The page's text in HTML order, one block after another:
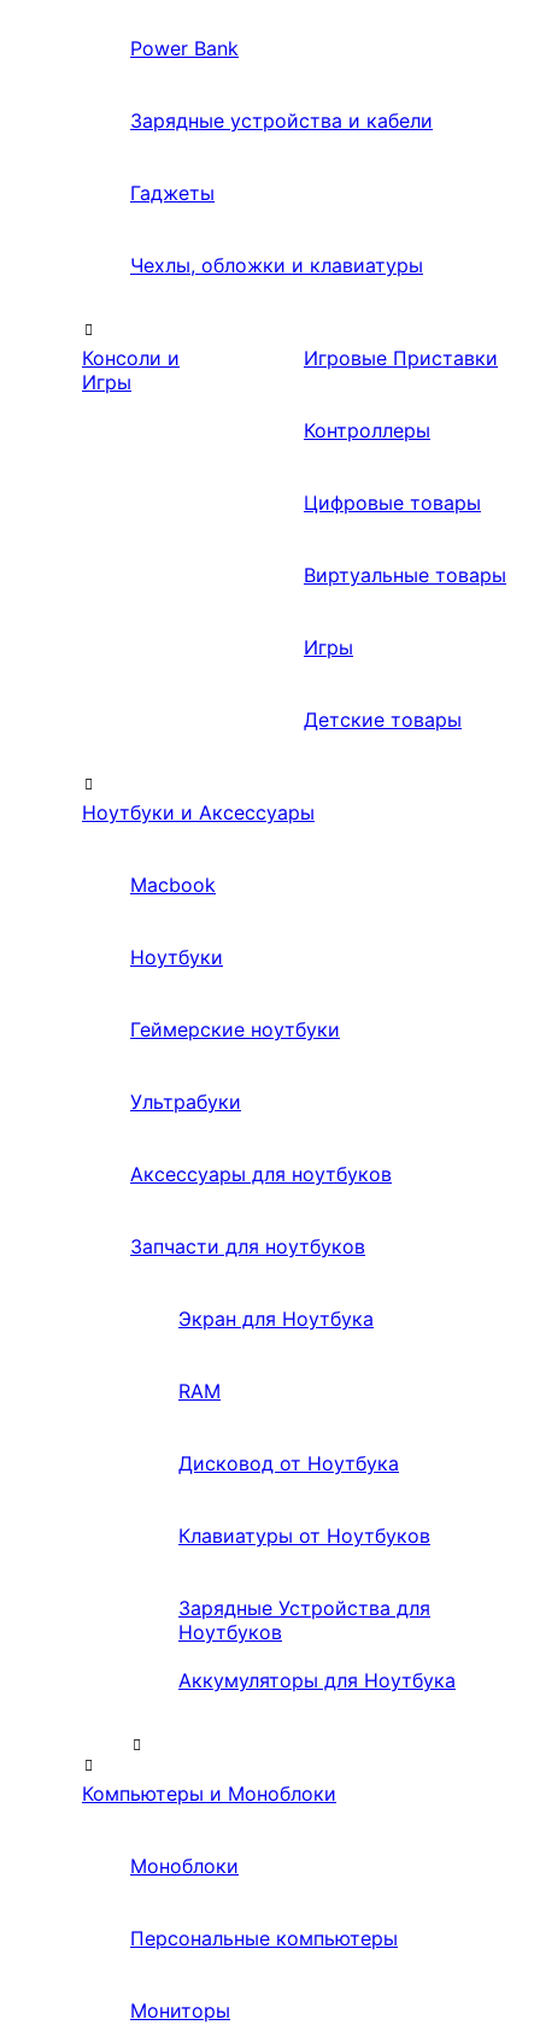
Power Bank
Зарядные устройства и кабели
Гаджеты
Чехлы, обложки и клавиатуры
Консоли и
Игры
Игровые Приставки
Контроллеры
Цифровые товары
Виртуальные товары
Игры
Детские товары
Ноутбуки и Аксессуары
Macbook
Ноутбуки
Геймерские ноутбуки
Ультрабуки
Аксессуары для ноутбуков
Запчасти для ноутбуков
Экран для Ноутбука
RAM
Дисковод от Ноутбука
Клавиатуры от Ноутбуков
Зарядные Устройства для
Ноутбуков
Аккумуляторы для Ноутбука
Компьютеры и Моноблоки
Моноблоки
Персональные компьютеры
Мониторы